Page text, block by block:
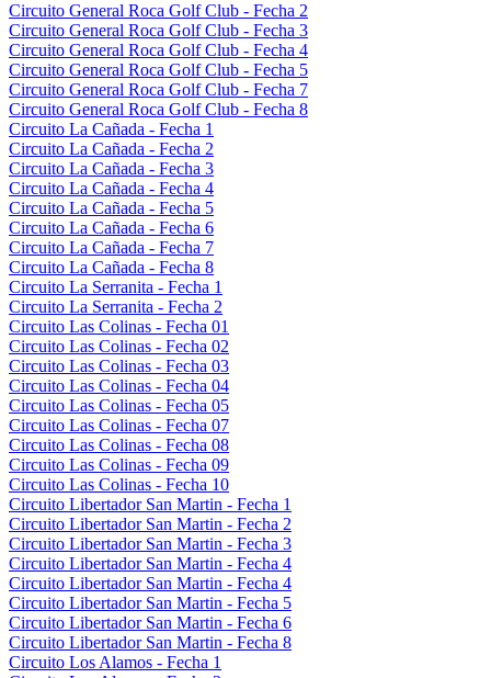
Circuito General Roca Golf Club - Fecha 2
Circuito General Roca Golf Club - Fecha 3
Circuito General Roca Golf Club - Fecha 4
Circuito General Roca Golf Club - Fecha 5
Circuito General Roca Golf Club - Fecha 7
Circuito General Roca Golf Club - Fecha 8
Circuito La Cañada - Fecha 1
Circuito La Cañada - Fecha 2
Circuito La Cañada - Fecha 3
Circuito La Cañada - Fecha 4
Circuito La Cañada - Fecha 5
Circuito La Cañada - Fecha 6
Circuito La Cañada - Fecha 7
Circuito La Cañada - Fecha 8
Circuito La Serranita - Fecha 1
Circuito La Serranita - Fecha 2
Circuito Las Colinas - Fecha 01
Circuito Las Colinas - Fecha 02
Circuito Las Colinas - Fecha 03
Circuito Las Colinas - Fecha 04
Circuito Las Colinas - Fecha 05
Circuito Las Colinas - Fecha 07
Circuito Las Colinas - Fecha 08
Circuito Las Colinas - Fecha 09
Circuito Las Colinas - Fecha 10
Circuito Libertador San Martin - Fecha 1
Circuito Libertador San Martin - Fecha 2
Circuito Libertador San Martin - Fecha 3
Circuito Libertador San Martin - Fecha 4
Circuito Libertador San Martin - Fecha 4
Circuito Libertador San Martin - Fecha 5
Circuito Libertador San Martin - Fecha 6
Circuito Libertador San Martin - Fecha 8
Circuito Los Alamos - Fecha 1